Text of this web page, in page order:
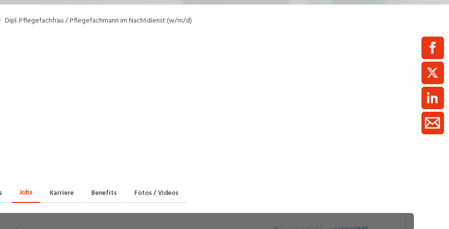
Temporär (befristet)
Human Resources Einkauf, Logistik, Transport,
Verkehr
Dipl. Pflegefachfrau / Pflegefachmann im Nachtdienst (w/m/d)
Jobs Karriere Benefits Fotos / Videos